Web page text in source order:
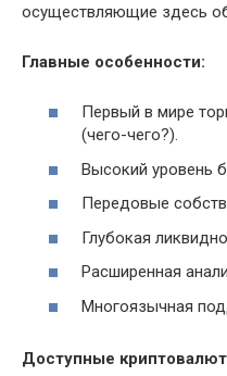
осуществляющие здесь
Главные особенности:
Первый в мире
(чего-чего?).
Высокий уровень
Передовые
Глубокая
Расширенная
Многоязычная
Доступные